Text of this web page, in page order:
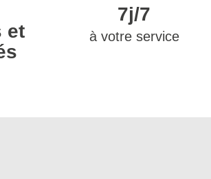
et
7j/7
à votre service